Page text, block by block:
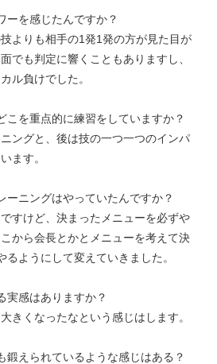
ーを感じたんですか？
よりも相手の1発1発の方が見た目が
でも判定に響くこともありますし、
ル負けでした。
こを重点的に練習をしていますか？
ングと、後は技の一つ一つのインパ
ます。
ーニングはやっていたんですか？
すけど、決まったメニューを必ずや
から会長とかとメニューを考えて決
るようにして変えていきました。
実感はありますか？
きくなったなという感じはします。
鍛えられているような感じはある？